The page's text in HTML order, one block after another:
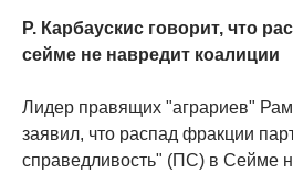
Р. Карбаускис говорит, что
сейме не навредит коалиции
Лидер правящих "аграриев"
заявил, что распад фракции
справедливость" (ПС) в Сейме